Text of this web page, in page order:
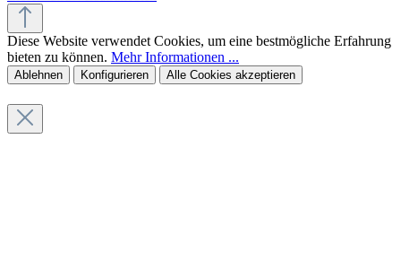
Diese Website verwendet Cookies, um eine bestmögliche Erfahrung
bieten zu können. Mehr Informationen ...
Ablehnen Konfigurieren Alle Cookies akzeptieren